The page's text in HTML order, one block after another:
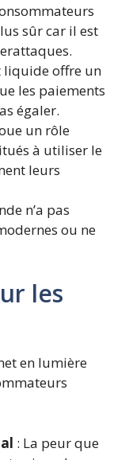
sûr car il est
liquide offre un
les paiements
égaler.
un rôle
à utiliser le
leurs
n’a pas
ou ne
les
en lumière
: La peur que